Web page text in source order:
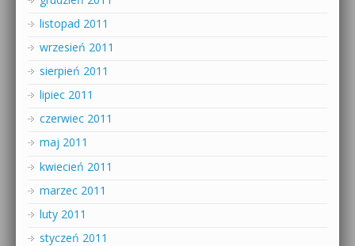
listopad 2011
wrzesień 2011
sierpień 2011
lipiec 2011
czerwiec 2011
maj 2011
kwiecień 2011
marzec 2011
luty 2011
styczeń 2011